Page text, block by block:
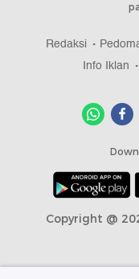
Redaksi
Info Iklan
Copyright @